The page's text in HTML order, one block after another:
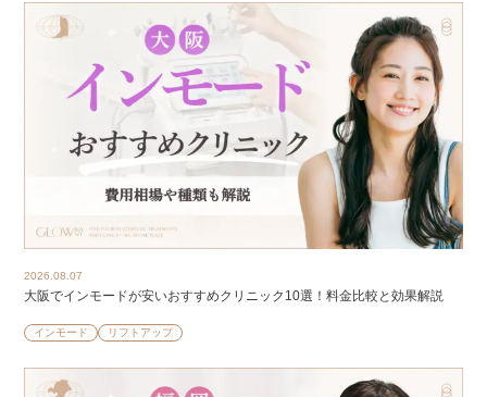
2026.08.07
大阪でインモードが安いおすすめクリニック10選！料金比較と効果解説
インモード リフトアップ